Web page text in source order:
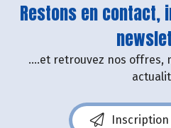
Restons en contact,
....et retrouvez nos offres,